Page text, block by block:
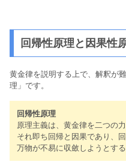
回帰性原理と因果性
黄金律を説明する上で、解釈が
理」です。
回帰性原理
原理主義は、黄金律を二つの
それ即ち回帰と因果であり、
万物が不易に収斂しようとす